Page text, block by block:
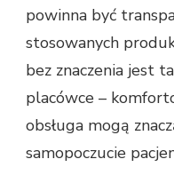
powinna być
stosowanych
bez znaczenia jest
placówce –
obsługa mogą
samopoczucie